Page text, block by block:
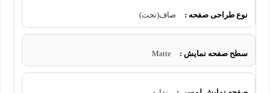
نوع طراحی صفحه : صاف(تخت)
سطح صفحه نمایش : Matte